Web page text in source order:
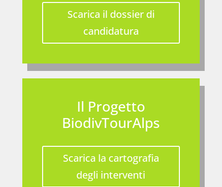
Scarica il dossier di
candidatura
Il Progetto
BiodivTourAlps
Scarica la cartografia
degli interventi